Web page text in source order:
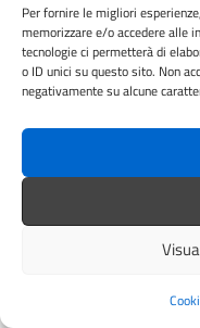
Per fornire le migliori
memorizzare e/o accedere alle
tecnologie ci permetterà di
o ID unici su questo sito. Non
negativamente su alcune
Nido d'infanzia 'Il
comune di Figline
Nido
Nido d'infanzia 'La
e Incisa Valdarno